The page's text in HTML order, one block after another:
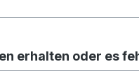
erhalten oder es